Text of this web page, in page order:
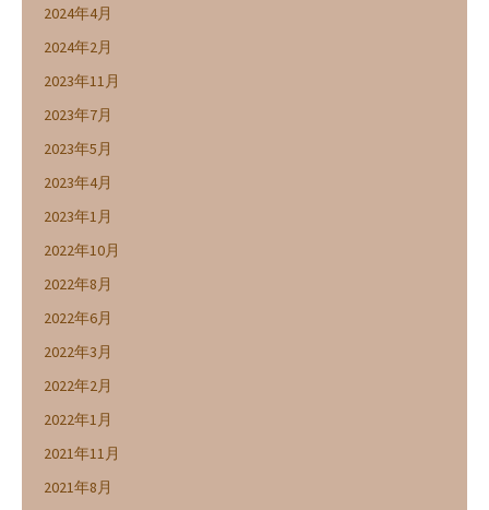
2024年4月
2024年2月
2023年11月
2023年7月
2023年5月
2023年4月
2023年1月
2022年10月
2022年8月
2022年6月
2022年3月
2022年2月
2022年1月
2021年11月
2021年8月